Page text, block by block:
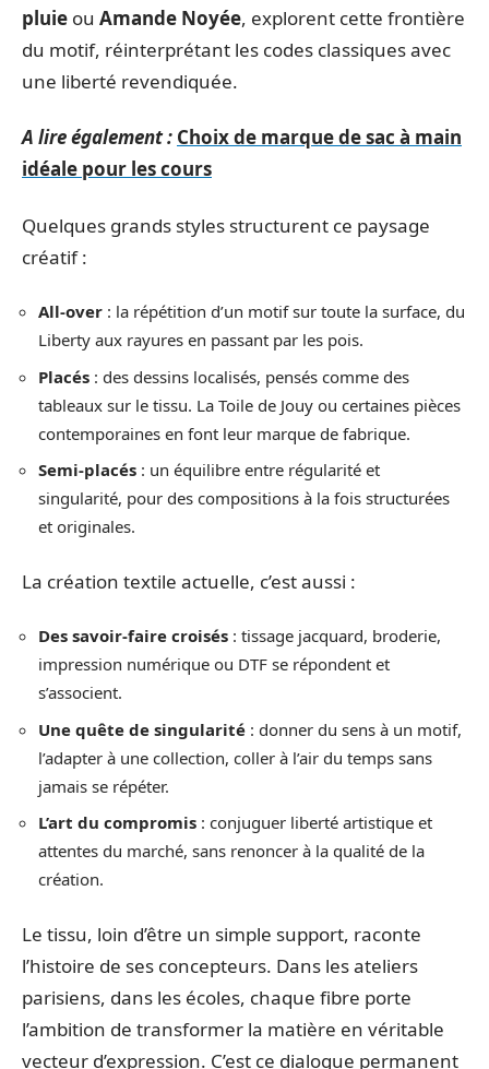
pluie ou Amande Noyée, explorent cette frontière
du motif, réinterprétant les codes classiques avec
une liberté revendiquée.
A lire également : Choix de marque de sac à main
idéale pour les cours
Quelques grands styles structurent ce paysage
créatif :
All-over : la répétition d’un motif sur toute la surface, du
Liberty aux rayures en passant par les pois.
Placés : des dessins localisés, pensés comme des
tableaux sur le tissu. La Toile de Jouy ou certaines pièces
contemporaines en font leur marque de fabrique.
Semi-placés : un équilibre entre régularité et
singularité, pour des compositions à la fois structurées
et originales.
La création textile actuelle, c’est aussi :
Des savoir-faire croisés : tissage jacquard, broderie,
impression numérique ou DTF se répondent et
s’associent.
Une quête de singularité : donner du sens à un motif,
l’adapter à une collection, coller à l’air du temps sans
jamais se répéter.
L’art du compromis : conjuguer liberté artistique et
attentes du marché, sans renoncer à la qualité de la
création.
Le tissu, loin d’être un simple support, raconte
l’histoire de ses concepteurs. Dans les ateliers
parisiens, dans les écoles, chaque fibre porte
l’ambition de transformer la matière en véritable
vecteur d’expression. C’est ce dialogue permanent